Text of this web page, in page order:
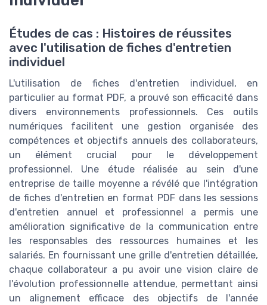
Études de cas : Histoires de réussites
avec l'utilisation de fiches d'entretien
individuel
L'utilisation de fiches d'entretien individuel, en
particulier au format PDF, a prouvé son efficacité dans
divers environnements professionnels. Ces outils
numériques facilitent une gestion organisée des
compétences et objectifs annuels des collaborateurs,
un élément crucial pour le développement
professionnel. Une étude réalisée au sein d'une
entreprise de taille moyenne a révélé que l'intégration
de fiches d'entretien en format PDF dans les sessions
d'entretien annuel et professionnel a permis une
amélioration significative de la communication entre
les responsables des ressources humaines et les
salariés. En fournissant une grille d'entretien détaillée,
chaque collaborateur a pu avoir une vision claire de
l'évolution professionnelle attendue, permettant ainsi
un alignement efficace des objectifs de l'année